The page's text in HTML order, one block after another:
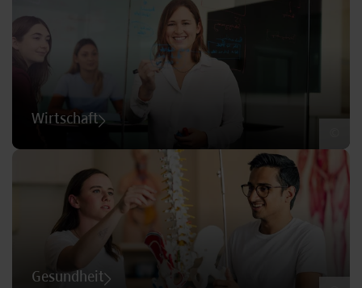
Wirtschaft
Gesundheit